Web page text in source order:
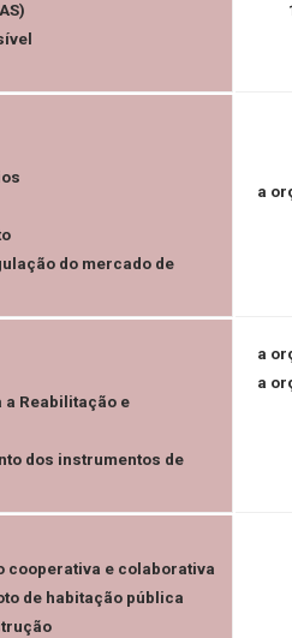
do mercado de
a
a Reabilitação e
dos instrumentos de
a
a
cooperativa e colaborativa
de habitação pública